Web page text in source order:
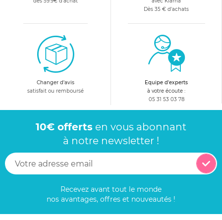
Dès 35 € d'achats
Changer d'avis
satisfait ou remboursé
Equipe d'experts
à votre écoute :
05 31 53 03 78
10€ offerts en vous abonnant
à notre newsletter !
Recevez avant tout le monde
nos avantages, offres et nouveautés !